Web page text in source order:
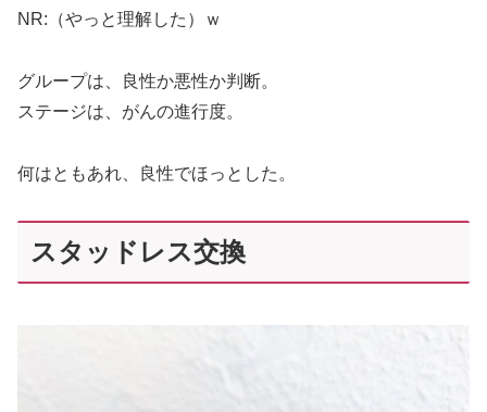
NR:（やっと理解した）ｗ
グループは、良性か悪性か判断。
ステージは、がんの進行度。
何はともあれ、良性でほっとした。
スタッドレス交換